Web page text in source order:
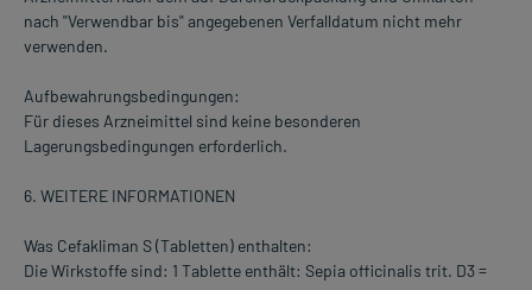
nach "Verwendbar bis" angegebenen Verfalldatum nicht mehr
verwenden.
Aufbewahrungsbedingungen:
Für dieses Arzneimittel sind keine besonderen
Lagerungsbedingungen erforderlich.
6. WEITERE INFORMATIONEN
Was Cefakliman S (Tabletten) enthalten:
Die Wirkstoffe sind: 1 Tablette enthält: Sepia officinalis trit. D3 =